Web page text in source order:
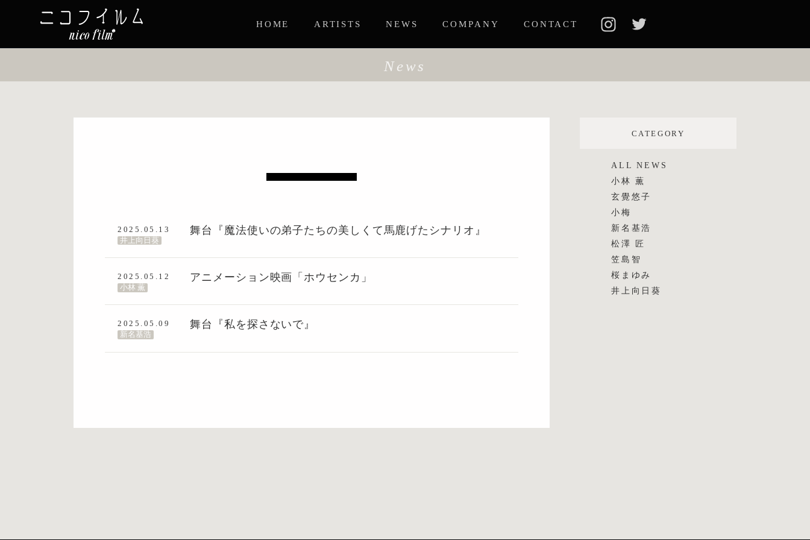
HOME ARTISTS NEWS COMPANY CONTACT
News
2025.05.13
井上向日葵
舞台『魔法使いの弟子たちの美しくて馬鹿げたシナリオ』
2025.05.12
小林 薫
アニメーション映画「ホウセンカ」
2025.05.09
新名基浩
舞台『私を探さないで』
CATEGORY
ALL NEWS
小林 薫
玄覺悠子
小梅
新名基浩
松澤 匠
笠島智
桜まゆみ
井上向日葵